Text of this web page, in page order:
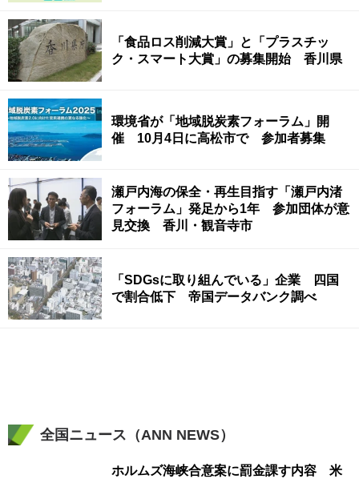
「食品ロス削減大賞」と「プラスチッ
ク・スマート大賞」の募集開始 香川県
環境省が「地域脱炭素フォーラム」開
催 10月4日に高松市で 参加者募集
瀬戸内海の保全・再生目指す「瀬戸内渚
フォーラム」発足から1年 参加団体が意
見交換 香川・観音寺市
「SDGsに取り組んでいる」企業 四国
で割合低下 帝国データバンク調べ
全国ニュース（ANN NEWS）
ホルムズ海峡合意案に罰金課す内容 米